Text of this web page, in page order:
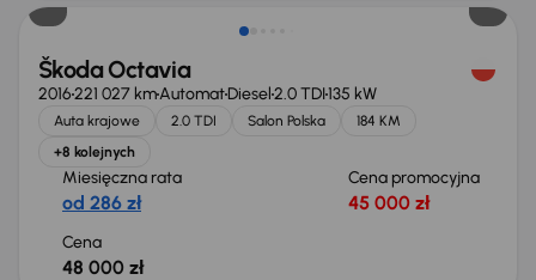
Škoda Octavia
2016221 027 kmAutomatDiesel2.0 TDI135 kW
Auta krajowe 2.0 TDI Salon Polska
184 KM
+8 kolejnych
Miesięczna rata
od 286 zł
Cena promocyjna
45 000 zł
Cena
48 000 zł